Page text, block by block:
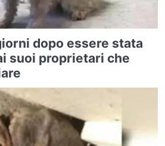
dopo essere stata
suoi proprietari che